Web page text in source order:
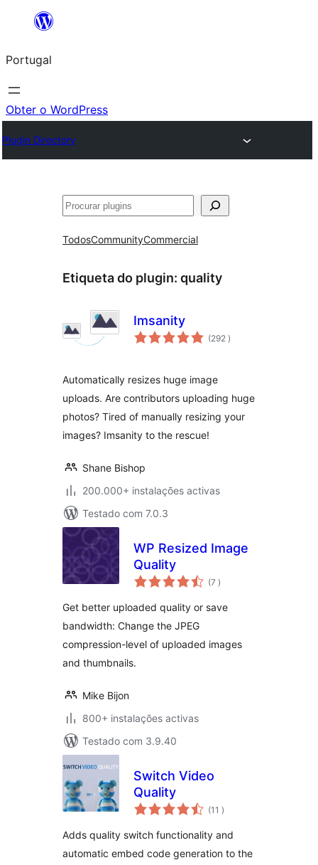
Saltar
o
conteúdo
Portugal
Obter o WordPress
Plugin Directory
Pesquisar
TodosCommunityCommercial
Etiqueta do plugin: quality
Imsanity
(292 classificações
)
Automatically resizes huge image
uploads. Are contributors uploading huge
photos? Tired of manually resizing your
images? Imsanity to the rescue!
Shane Bishop
200.000+ instalações activas
Testado com 7.0.3
WP Resized Image
Quality
(7 classificações
)
Get better uploaded quality or save
bandwidth: Change the JPEG
compression-level of uploaded images
and thumbnails.
Mike Bijon
800+ instalações activas
Testado com 3.9.40
Switch Video
Quality
(11 classificações
)
Adds quality switch functionality and
automatic embed code generation to the